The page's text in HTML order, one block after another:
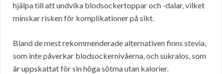
hjälpa till att undvika blodsockertoppar och -dalar, vilket
minskar risken för komplikationer på sikt.
Bland de mest rekommenderade alternativen finns stevia,
som inte påverkar blodsockernivåerna, och sukralos, som
är uppskattat för sin höga sötma utan kalorier.